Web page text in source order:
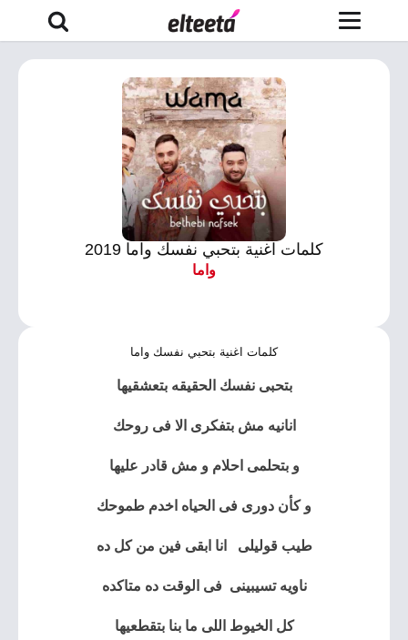
كلمات اغنية بتحبي نفسك واما 2019
واما
كلمات اغنية بتحبي نفسك واما
بتحبى نفسك الحقيقه بتعشقيها
انانيه مش بتفكرى الا فى روحك
و بتحلمى احلام و مش قادر عليها
و كأن دورى فى الحياه اخدم طموحك
طيب قوليلى انا ابقى فين من كل ده
ناويه تسيبينى فى الوقت ده متاكده
كل الخيوط اللى ما بنا بتقطعيها